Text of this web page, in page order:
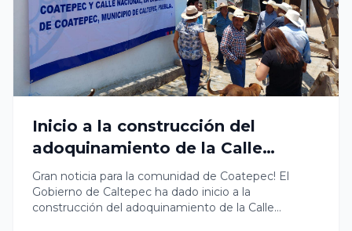
Inicio a la construcción del
adoquinamiento de la Calle
Cazadores
Gran noticia para la comunidad de Coatepec! El
Gobierno de Caltepec ha dado inicio a la
construcción del adoquinamiento de la Calle